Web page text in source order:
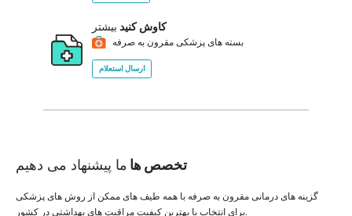
کاوش کنید بیشتر
بسته های پزشکی مقرون به صرفه
ارسال استعلام
تخصص ها ما پیشنهاد می دهیم
گزینه های درمانی مقرون به صرفه با همه طیف های ممکن از روش های پزشکی
برای انتخاب با بهترین کیفیت مراقبت های بهداشتی در کشور.